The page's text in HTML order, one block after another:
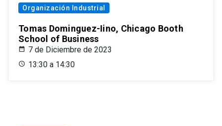
Organización Industrial
Tomas Dominguez-Iino, Chicago Booth
School of Business
7 de Diciembre de 2023
13:30 a 14:30